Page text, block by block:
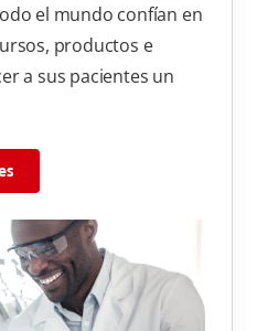
el mundo confían en
productos e
a sus pacientes un